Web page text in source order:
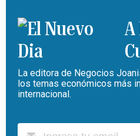
A
La editora de Negocios
los temas económicos más
internacional.